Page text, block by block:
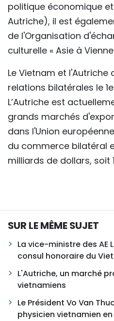
politique économique
Autriche), il est
de l'Organisation
culturelle « Asie à Vienne
Le Vietnam et l'Autriche
relations bilatérales le
L’Autriche est
grands marchés
dans l'Union
du commerce bilatéral
milliards de dollars, soit
SUR LE MÊME SUJET
La vice-ministre des AE
consul honoraire du
L'Autriche, un marché
vietnamiens
Le Président Vo Van
physicien vietnamien